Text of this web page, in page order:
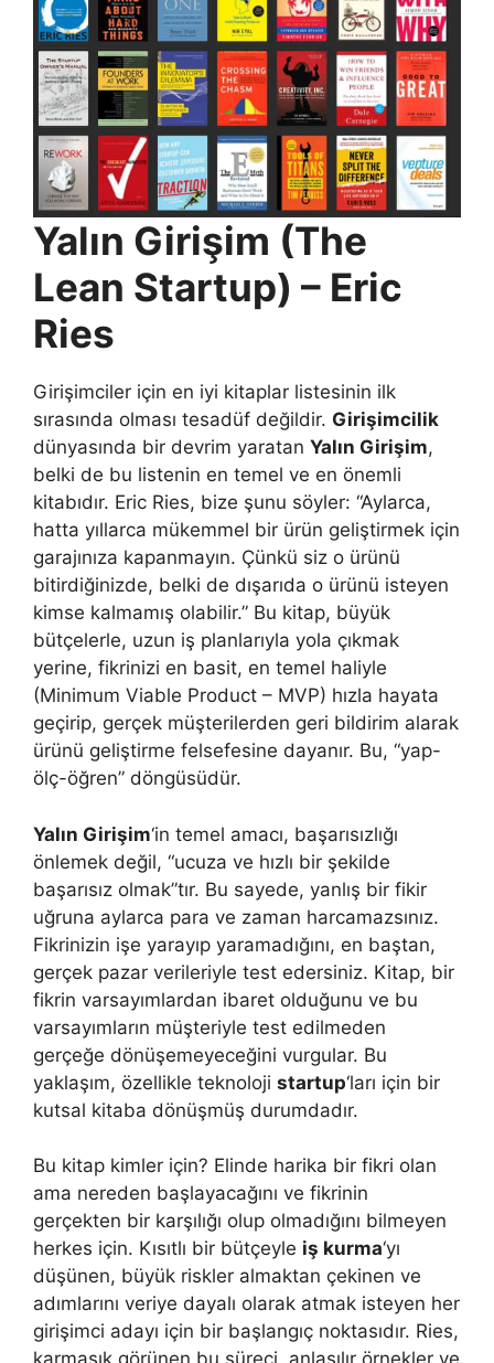
Yalın Girişim (The
Lean Startup) – Eric
Ries
Girişimciler için en iyi kitaplar listesinin ilk
sırasında olması tesadüf değildir. Girişimcilik
dünyasında bir devrim yaratan Yalın Girişim,
belki de bu listenin en temel ve en önemli
kitabıdır. Eric Ries, bize şunu söyler: “Aylarca,
hatta yıllarca mükemmel bir ürün geliştirmek için
garajınıza kapanmayın. Çünkü siz o ürünü
bitirdiğinizde, belki de dışarıda o ürünü isteyen
kimse kalmamış olabilir.” Bu kitap, büyük
bütçelerle, uzun iş planlarıyla yola çıkmak
yerine, fikrinizi en basit, en temel haliyle
(Minimum Viable Product – MVP) hızla hayata
geçirip, gerçek müşterilerden geri bildirim alarak
ürünü geliştirme felsefesine dayanır. Bu, “yap-
ölç-öğren” döngüsüdür.
Yalın Girişim‘in temel amacı, başarısızlığı
önlemek değil, “ucuza ve hızlı bir şekilde
başarısız olmak”tır. Bu sayede, yanlış bir fikir
uğruna aylarca para ve zaman harcamazsınız.
Fikrinizin işe yarayıp yaramadığını, en baştan,
gerçek pazar verileriyle test edersiniz. Kitap, bir
fikrin varsayımlardan ibaret olduğunu ve bu
varsayımların müşteriyle test edilmeden
gerçeğe dönüşemeyeceğini vurgular. Bu
yaklaşım, özellikle teknoloji startup‘ları için bir
kutsal kitaba dönüşmüş durumdadır.
Bu kitap kimler için? Elinde harika bir fikri olan
ama nereden başlayacağını ve fikrinin
gerçekten bir karşılığı olup olmadığını bilmeyen
herkes için. Kısıtlı bir bütçeyle iş kurma‘yı
düşünen, büyük riskler almaktan çekinen ve
adımlarını veriye dayalı olarak atmak isteyen her
girişimci adayı için bir başlangıç noktasıdır. Ries,